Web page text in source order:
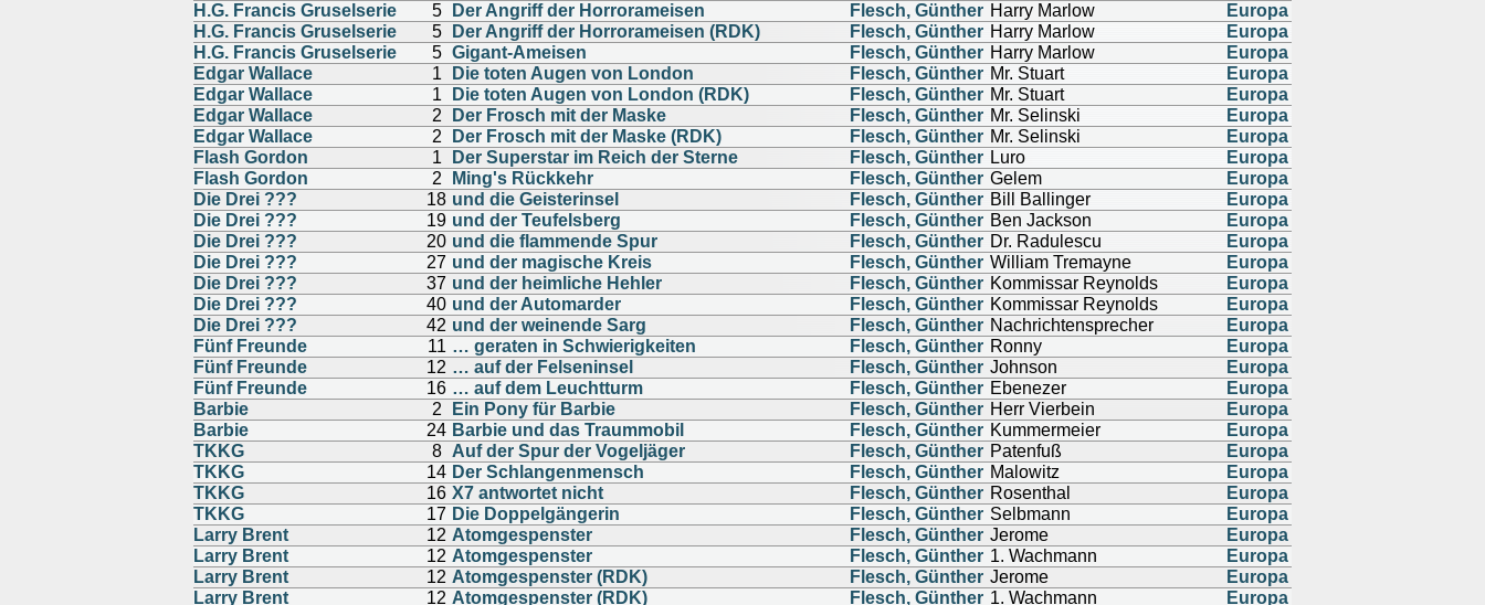
H.G. Francis Gruselserie
5 Der Angriff der Horrorameisen Flesch, Günther Harry Marlow
Europa
H.G. Francis Gruselserie
5 Der Angriff der Horrorameisen (RDK) Flesch, Günther Harry Marlow
Europa
H.G. Francis Gruselserie
5 Gigant-Ameisen Flesch, Günther Harry Marlow
Europa
Edgar Wallace
1 Die toten Augen von London Flesch, Günther Mr. Stuart
Europa
Edgar Wallace
1 Die toten Augen von London (RDK) Flesch, Günther Mr. Stuart
Europa
Edgar Wallace
2 Der Frosch mit der Maske Flesch, Günther Mr. Selinski
Europa
Edgar Wallace
2 Der Frosch mit der Maske (RDK) Flesch, Günther Mr. Selinski
Europa
Flash Gordon
1 Der Superstar im Reich der Sterne Flesch, Günther Luro
Europa
Flash Gordon
2 Ming's Rückkehr Flesch, Günther Gelem
Europa
Die Drei ???
18 und die Geisterinsel Flesch, Günther Bill Ballinger
Europa
Die Drei ???
19 und der Teufelsberg Flesch, Günther Ben Jackson
Europa
Die Drei ???
20 und die flammende Spur Flesch, Günther Dr. Radulescu
Europa
Die Drei ???
27 und der magische Kreis Flesch, Günther William Tremayne
Europa
Die Drei ???
37 und der heimliche Hehler Flesch, Günther Kommissar Reynolds
Europa
Die Drei ???
40 und der Automarder Flesch, Günther Kommissar Reynolds
Europa
Die Drei ???
42 und der weinende Sarg Flesch, Günther Nachrichtensprecher
Europa
Fünf Freunde
11 … geraten in Schwierigkeiten Flesch, Günther Ronny
Europa
Fünf Freunde
12 … auf der Felseninsel Flesch, Günther Johnson
Europa
Fünf Freunde
16 … auf dem Leuchtturm Flesch, Günther Ebenezer
Europa
Barbie
2 Ein Pony für Barbie Flesch, Günther Herr Vierbein
Europa
Barbie
24 Barbie und das Traummobil Flesch, Günther Kummermeier
Europa
TKKG
8 Auf der Spur der Vogeljäger Flesch, Günther Patenfuß
Europa
TKKG
14 Der Schlangenmensch Flesch, Günther Malowitz
Europa
TKKG
16 X7 antwortet nicht Flesch, Günther Rosenthal
Europa
TKKG
17 Die Doppelgängerin Flesch, Günther Selbmann
Europa
Larry Brent
12 Atomgespenster Flesch, Günther Jerome
Europa
Larry Brent
12 Atomgespenster Flesch, Günther 1. Wachmann
Europa
Larry Brent
12 Atomgespenster (RDK) Flesch, Günther Jerome
Europa
Larry Brent
12 Atomgespenster (RDK) Flesch, Günther 1. Wachmann
Europa